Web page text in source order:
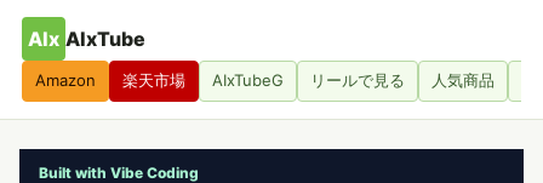
AIx AIxTube
Amazon 楽天市場 AIxTubeG リールで見る 人気商品
Built with Vibe Coding